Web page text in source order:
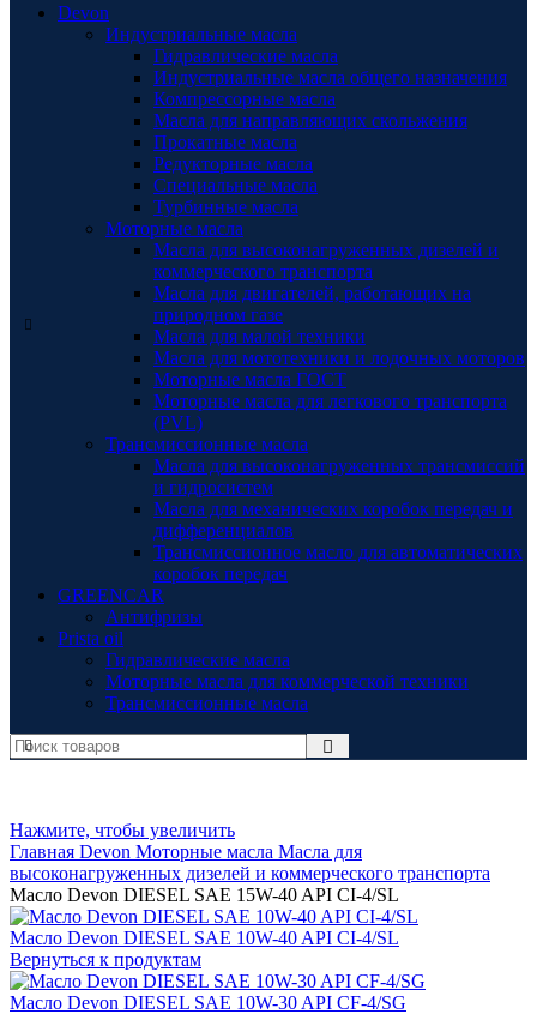
Devon
Индустриальные масла
Гидравлические масла
Индустриальные масла общего назначения
Компрессорные масла
Масла для направляющих скольжения
Прокатные масла
Редукторные масла
Специальные масла
Турбинные масла
Моторные масла
Масла для высоконагруженных дизелей и
коммерческого транспорта
Масла для двигателей, работающих на
природном газе
Масла для малой техники
Масла для мототехники и лодочных моторов
Моторные масла ГОСТ
Моторные масла для легкового транспорта
(PVL)
Трансмиссионные масла
Масла для высоконагруженных трансмиссий
и гидросистем
Масла для механических коробок передач и
дифференциалов
Трансмиссионное масло для автоматических
коробок передач
GREENCAR
Антифризы
Prista oil
Гидравлические масла
Моторные масла для коммерческой техники
Трансмиссионные масла
Нажмите, чтобы увеличить
Главная Devon Моторные масла Масла для
высоконагруженных дизелей и коммерческого транспорта
Масло Devon DIЕSEL SAE 15W-40 API CI-4/SL
Масло Devon DIЕSEL SAE 10W-40 API CI-4/SL
Вернуться к продуктам
Масло Devon DIЕSEL SAE 10W-30 API CF-4/SG